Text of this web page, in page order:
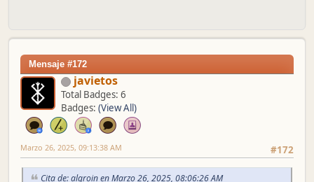
Mensaje #172
javietos
Total Badges: 6
Badges: (View All)
#172
Marzo 26, 2025, 09:13:38 AM
Cita de: algroin en Marzo 26, 2025, 08:06:26 AM